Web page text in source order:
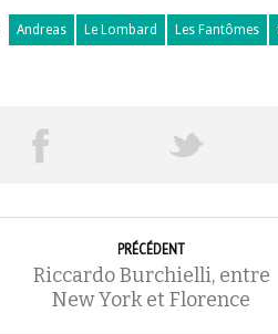
Andreas Le Lombard Les Fantômes
PRÉCÉDENT
Riccardo Burchielli, entre
New York et Florence